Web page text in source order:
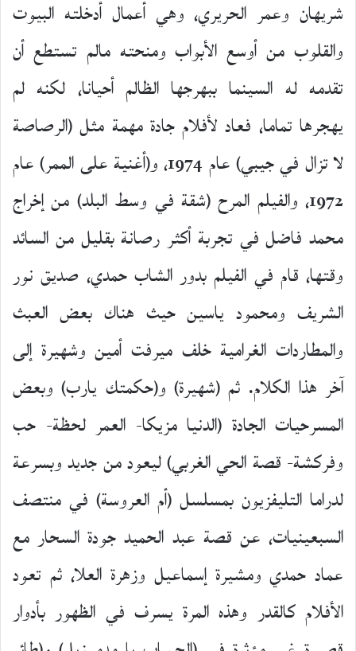
شريهان وعمر الحريري، وهي أعمال أدخلته البيوت
والقلوب من أوسع الأبواب ومنحته مالم تستطع أن
تقدمه له السينما ببهرجها الظالم أحيانا، لكنه لم
يهجرها تماما، فعاد لأفلام جادة مهمة مثل (الرصاصة
لا تزال في جيبي) عام 1974، و(أغنية على الممر) عام
1972، والفيلم المرح (شقة في وسط البلد) من إخراج
محمد فاضل في تجربة أكثر رصانة بقليل من السائد
وقتها، قام في الفيلم بدور الشاب حمدي، صديق نور
الشريف ومحمود ياسين حيث هناك بعض العبث
والمطاردات الغرامية خلف ميرفت أمين وشهيرة إلى
آخر هذا الكلام. ثم (شهيرة) و(حكمتك يارب) وبعض
المسرحيات الجادة (الدنيا مزيكا- العمر لحظة- حب
وفركشة- قصة الحي الغربي) ليعود من جديد وبسرعة
لدراما التليفزيون بمسلسل (أم العروسة) في منتصف
السبعينيات، عن قصة عبد الحميد جودة السحار مع
عماد حمدي ومشيرة إسماعيل وزهرة العلا، ثم تعود
الأفلام كالقدر وهذه المرة يسرف في الظهور بأدوار